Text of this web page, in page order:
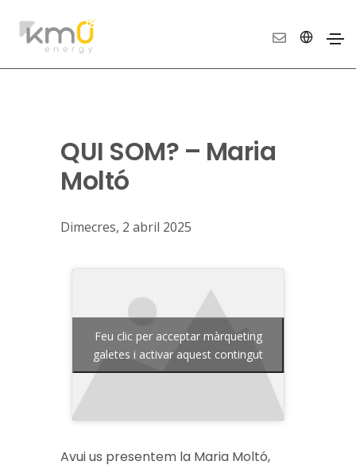
QUI SOM? – Maria
Moltó
Dimecres, 2 abril 2025
Feu clic per acceptar màrqueting
galetes i activar aquest contingut
Avui us presentem la Maria Moltó,